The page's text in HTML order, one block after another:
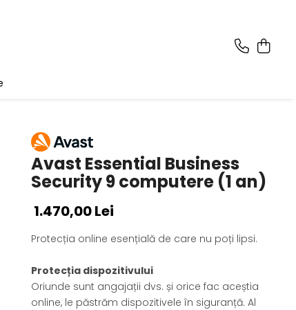
Avast Essential Business
Security 9 computere (1 an)
1.470,00 Lei
Protecția online esențială de care nu poți lipsi.
Protecția dispozitivului
Oriunde sunt angajații dvs. și orice fac aceștia
online, le păstrăm dispozitivele în siguranță. Al